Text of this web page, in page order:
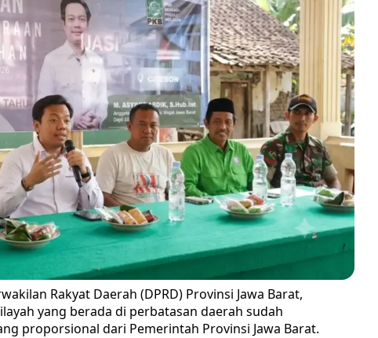
Rakyat Daerah (DPRD) Provinsi Jawa Barat,
yang berada di perbatasan daerah sudah
proporsional dari Pemerintah Provinsi Jawa Barat.